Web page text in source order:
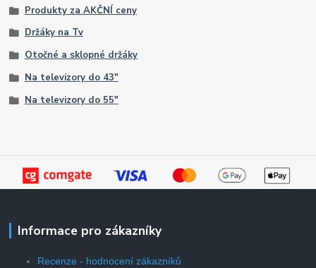
Produkty za AKČNÍ ceny
Držáky na Tv
Otočné a sklopné držáky
Na televizory do 43"
Na televizory do 55"
Informace pro zákazníky
Recenze - hodnocení zákazníků